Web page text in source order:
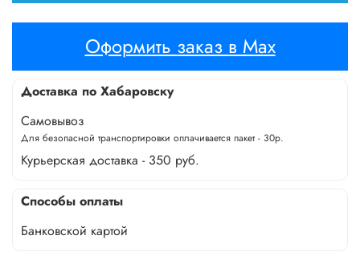
Оформить заказ в Max
Доставка по Хабаровску
Самовывоз
Для безопасной транспортировки оплачивается пакет - 30р.
Курьерская доставка - 350 руб.
Способы оплаты
Банковской картой